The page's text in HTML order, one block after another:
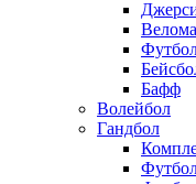
Бафф
Волейбол
Гандбол